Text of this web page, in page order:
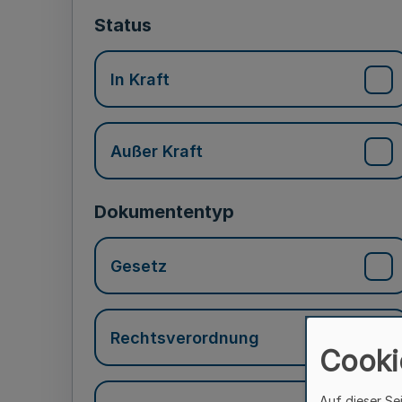
Status
In Kraft
Außer Kraft
Dokumententyp
Gesetz
Rechtsverordnung